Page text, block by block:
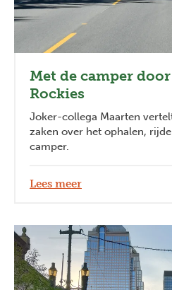
Met de camper door
Rockies
Joker-collega Maarten
zaken over het ophalen,
camper.
Lees meer